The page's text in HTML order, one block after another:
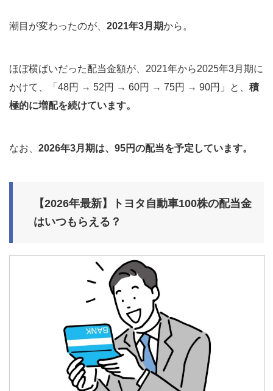
潮目が変わったのが、 2021年3月期から。
ほぼ横ばいだった配当金額が、2021年から2025年3月期に
かけて、「48円 → 52円 → 60円 → 75円 → 90円」と、 積
極的に増配を続けています。
なお、 2026年3月期は、95円の配当を予定しています。
【2026年最新】トヨタ自動車100株の配当金
はいつもらえる？